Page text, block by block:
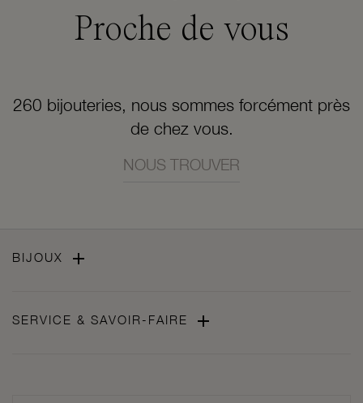
Proche de vous
260 bijouteries, nous sommes forcément près
de chez vous.
NOUS TROUVER
BIJOUX 
SERVICE & SAVOIR-FAIRE 